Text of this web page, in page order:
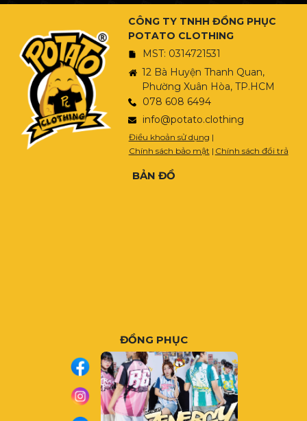
CÔNG TY TNHH ĐỒNG PHỤC
POTATO CLOTHING
MST: 0314721531
12 Bà Huyện Thanh Quan,
Phường Xuân Hòa, TP.HCM
078 608 6494
info@potato.clothing
Điều khoản sử dụng |
Chính sách bảo mật | Chính sách đổi trả
BẢN ĐỒ
ĐỒNG PHỤC